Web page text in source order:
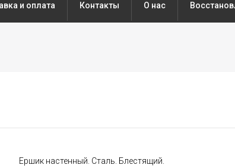
и оплата Контакты О нас
Ершик настенный. Сталь. Блестящий.